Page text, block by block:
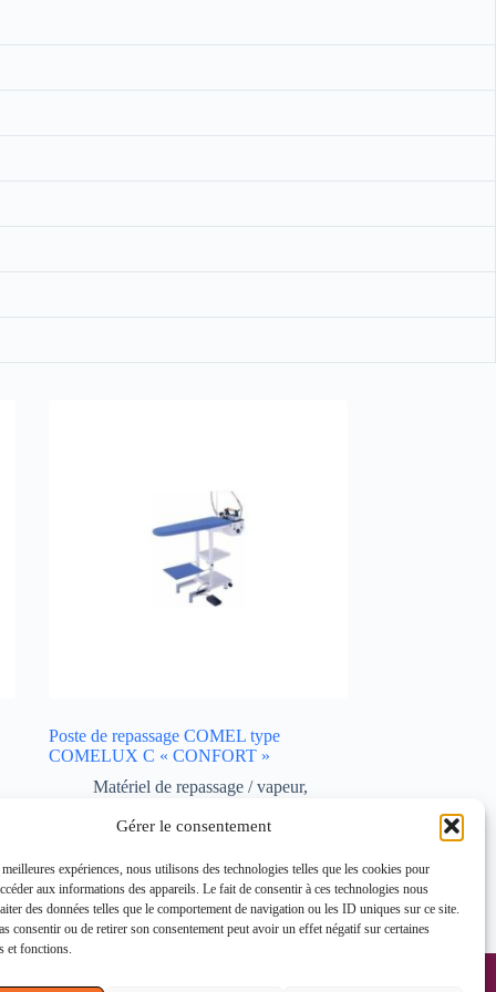
Gérer le consentement
expériences, nous utilisons des technologies telles que les cookies pour
aux informations des appareils. Le fait de consentir à ces technologies nous
des données telles que le comportement de navigation ou les ID uniques sur ce site.
consentir ou de retirer son consentement peut avoir un effet négatif sur certaines
et fonctions.
Poste de repassage COMEL type
COMELUX C « CONFORT »
Matériel de repassage / vapeur,
repassage
Lire la suite
Vue Rapide